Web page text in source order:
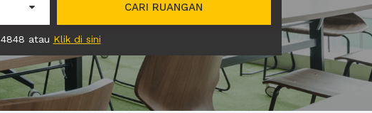
CARI RUANGAN
atau Klik di sini